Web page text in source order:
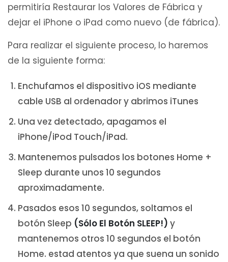
permitiría Restaurar los Valores de Fábrica y
dejar el iPhone o iPad como nuevo (de fábrica).
Para realizar el siguiente proceso, lo haremos
de la siguiente forma:
Enchufamos el dispositivo iOS mediante
cable USB al ordenador y abrimos iTunes
Una vez detectado, apagamos el
iPhone/iPod Touch/iPad.
Mantenemos pulsados los botones Home +
Sleep durante unos 10 segundos
aproximadamente.
Pasados esos 10 segundos, soltamos el
botón Sleep (Sólo El Botón SLEEP!) y
mantenemos otros 10 segundos el botón
Home. estad atentos ya que suena un sonido